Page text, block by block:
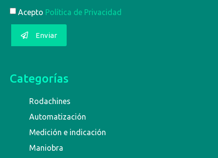
Acepto Política de Privacidad
Enviar
Categorías
Rodachines
Automatización
Medición e indicación
Maniobra